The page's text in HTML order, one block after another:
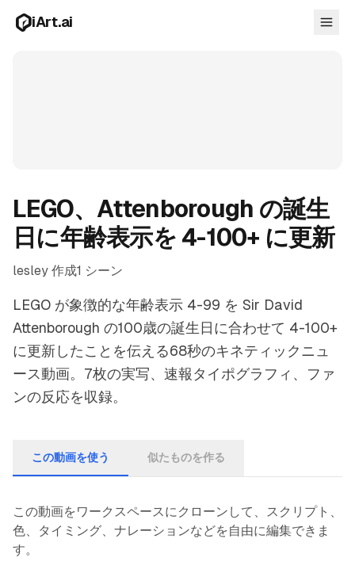
iArt.ai
LEGO、Attenborough の誕生
日に年齢表示を 4-100+ に更新
lesley 作成1 シーン
LEGO が象徴的な年齢表示 4-99 を Sir David
Attenborough の100歳の誕生日に合わせて 4-100+
に更新したことを伝える68秒のキネティックニュ
ース動画。7枚の実写、速報タイポグラフィ、ファ
ンの反応を収録。
この動画を使う 似たものを作る
この動画をワークスペースにクローンして、スクリプト、
色、タイミング、ナレーションなどを自由に編集できま
す。